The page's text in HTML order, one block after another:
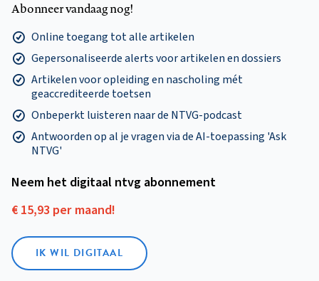
Abonneer vandaag nog!
Online toegang tot alle artikelen
Gepersonaliseerde alerts voor artikelen en dossiers
Artikelen voor opleiding en nascholing mét
geaccrediteerde toetsen
Onbeperkt luisteren naar de NTVG-podcast
Antwoorden op al je vragen via de AI-toepassing 'Ask
NTVG'
Neem het digitaal ntvg abonnement
€ 15,93 per maand!
IK WIL DIGITAAL